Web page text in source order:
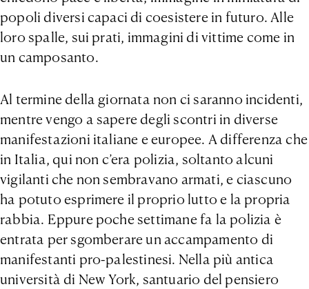
popoli diversi capaci di coesistere in futuro. Alle
loro spalle, sui prati, immagini di vittime come in
un camposanto.
Al termine della giornata non ci saranno incidenti,
mentre vengo a sapere degli scontri in diverse
manifestazioni italiane e europee. A differenza che
in Italia, qui non c’era polizia, soltanto alcuni
vigilanti che non sembravano armati, e ciascuno
ha potuto esprimere il proprio lutto e la propria
rabbia. Eppure poche settimane fa la polizia è
entrata per sgomberare un accampamento di
manifestanti pro-palestinesi. Nella più antica
università di New York, santuario del pensiero